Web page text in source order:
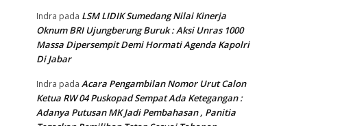
Indra pada LSM LIDIK Sumedang Nilai Kinerja
Oknum BRI Ujungberung Buruk : Aksi Unras 1000
Massa Dipersempit Demi Hormati Agenda Kapolri
Di Jabar
Indra pada Acara Pengambilan Nomor Urut Calon
Ketua RW 04 Puskopad Sempat Ada Ketegangan :
Adanya Putusan MK Jadi Pembahasan , Panitia